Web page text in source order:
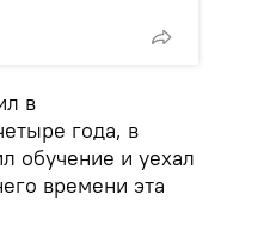
в
года, в
обучение и уехал
времени эта